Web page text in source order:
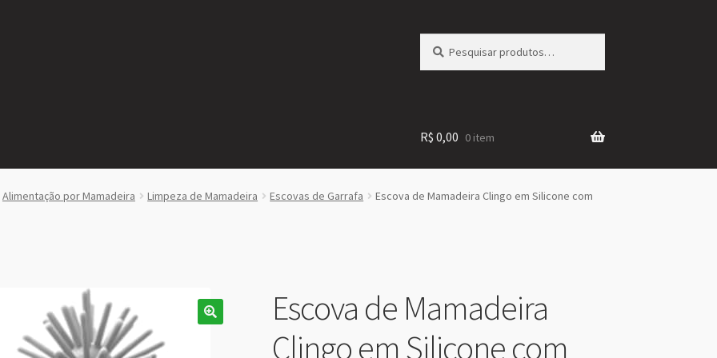
por:
R$ 0,00 0 item
Alimentação por Mamadeira Limpeza de Mamadeira Escovas de Garrafa
Escova de Mamadeira Clingo em Silicone com
Escova de Mamadeira
Clingo em Silicone com